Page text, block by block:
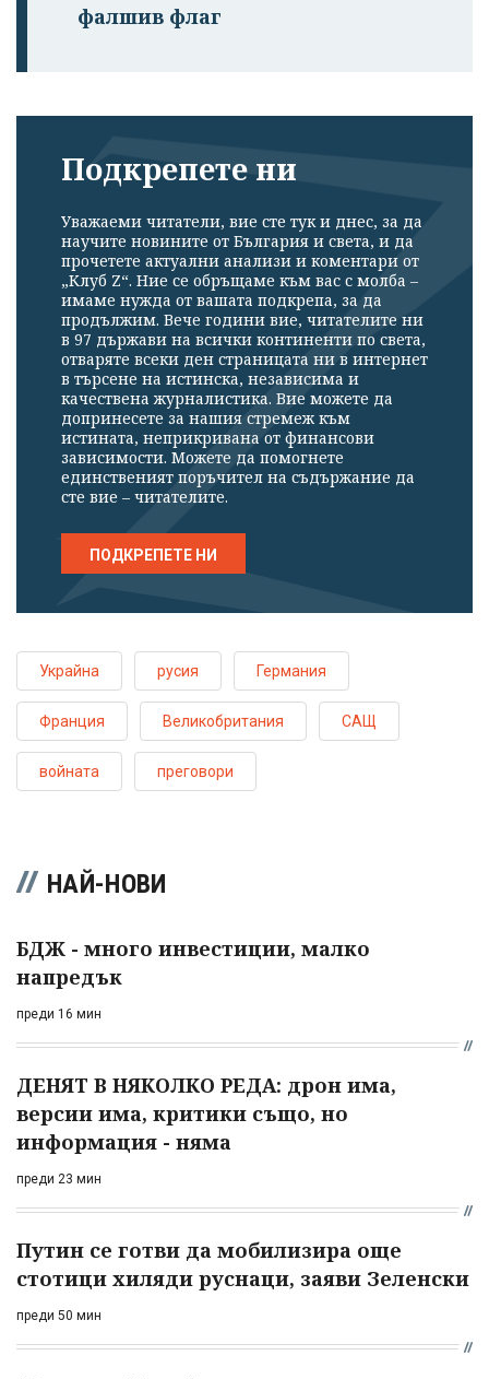
фалшив флаг
Подкрепете ни
Уважаеми читатели, вие сте тук и днес, за да
научите новините от България и света, и да
прочетете актуални анализи и коментари от
„Клуб Z“. Ние се обръщаме към вас с молба –
имаме нужда от вашата подкрепа, за да
продължим. Вече години вие, читателите ни
в 97 държави на всички континенти по света,
отваряте всеки ден страницата ни в интернет
в търсене на истинска, независима и
качествена журналистика. Вие можете да
допринесете за нашия стремеж към
истината, неприкривана от финансови
зависимости. Можете да помогнете
единственият поръчител на съдържание да
сте вие – читателите.
ПОДКРЕПЕТЕ НИ
Украйна русия Германия
Франция Великобритания САЩ
войната преговори
НАЙ-НОВИ
БДЖ - много инвестиции, малко
напредък
преди 16 мин
ДЕНЯТ В НЯКОЛКО РЕДА: дрон има,
версии има, критики също, но
информация - няма
преди 23 мин
Путин се готви да мобилизира още
стотици хиляди руснаци, заяви Зеленски
преди 50 мин